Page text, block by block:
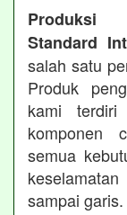
Standard
salah satu
Produk
kami
komponen
semua
sampai garis.